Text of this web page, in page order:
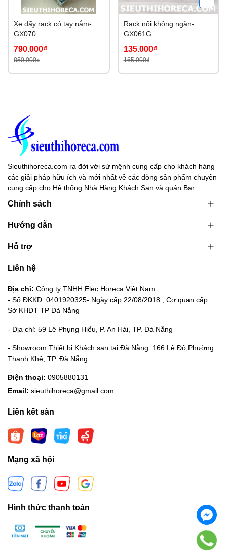
Xe đẩy rack có tay nắm-
GX070
790.000₫
850.000₫
Rack nối không ngăn-
GX061G
135.000₫
165.000₫
Sieuthihoreca.com ra đời với sứ mệnh cung cấp cho khách hàng
các giải pháp hữu ích và mới nhất về các dòng sản phẩm chuyên
cung cấp cho Hệ thống Nhà Hàng Khách Sạn và quán Bar.
Chính sách
Hướng dẫn
Hỗ trợ
Liên hệ
Địa chỉ: Công ty TNHH Elec Horeca Việt Nam
- Số ĐKKD: 0401920325- Ngày cấp 22/08/2018 , Cơ quan cấp:
Sở KHĐT TP Đà Nẵng
- Địa chỉ: 59 Lê Phụng Hiểu, P. An Hải, TP. Đà Nẵng
- Showroom Thiết bị Khách sạn tại Đà Nẵng: 166 Lệ Độ,Phường
Thanh Khê, TP. Đà Nẵng.
Điện thoại: 0905880131
Email: sieuthihoreca@gmail.com
Liên kết sàn
Mạng xã hội
Hình thức thanh toán